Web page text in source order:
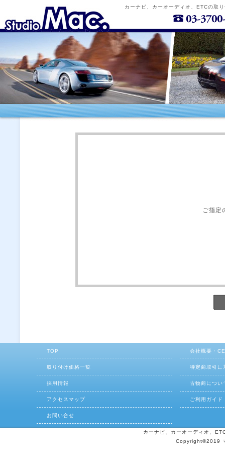
カーナビ、カーオーディオ、ETCの取
ご指定
TOP 会社概要・
取り付け価格一覧 特定商取引に
採用情報 古物商につい
アクセスマップ ご利用ガイド
お問い合せ
カーナビ、カーオーディオ、
Copyright©2019